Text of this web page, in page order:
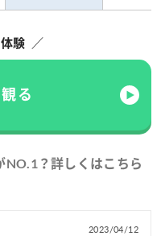
験
る
？詳しくはこちら
2023/04/12